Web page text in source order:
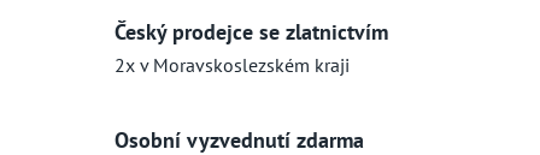
Český prodejce se zlatnictvím
2x v Moravskoslezském kraji
Osobní vyzvednutí zdarma